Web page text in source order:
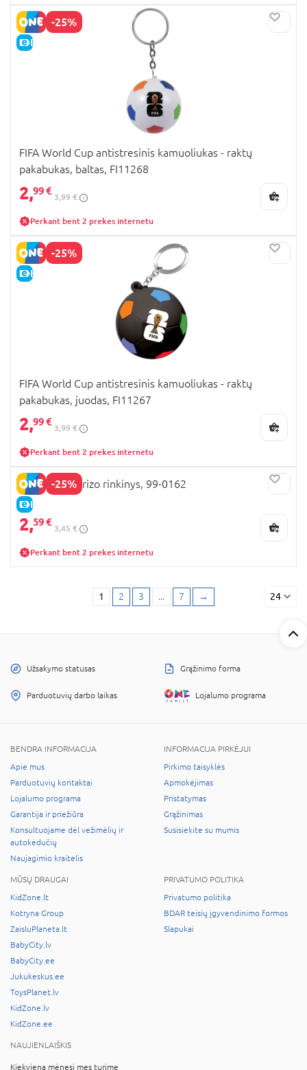
-25%
E-KAINA
FIFA World Cup antistresinis kamuoliukas - raktų
pakabukas, baltas, FI11268
2,99 €
3,99 €
Perkant bent 2 prekes internetu
-25%
E-KAINA
FIFA World Cup antistresinis kamuoliukas - raktų
pakabukas, juodas, FI11267
2,99 €
3,99 €
Perkant bent 2 prekes internetu
-25%
E-KAINA
BARBIE siurprizo rinkinys, 99-0162
2,59 €
3,45 €
Perkant bent 2 prekes internetu
1 2 3 ... 7 → 24
Užsakymo statusas Grąžinimo forma
Parduotuvių darbo laikas Lojalumo programa
BENDRA INFORMACIJA
Apie mus
Parduotuvių kontaktai
Lojalumo programa
Garantija ir priežiūra
Konsultuojame dėl vežimėlių ir
autokėdučių
Naujagimio kraitelis
INFORMACIJA PIRKĖJUI
Pirkimo taisyklės
Apmokėjimas
Pristatymas
Grąžinimas
Susisiekite su mumis
MŪSŲ DRAUGAI
KidZone.lt
Kotryna Group
ZaisluPlaneta.lt
BabyCity.lv
BabyCity.ee
Jukukeskus.ee
ToysPlanet.lv
KidZone.lv
KidZone.ee
PRIVATUMO POLITIKA
Privatumo politika
BDAR teisių įgyvendinimo formos
Slapukai
NAUJIENLAIŠKIS
Kiekvieną mėnesį mes turime